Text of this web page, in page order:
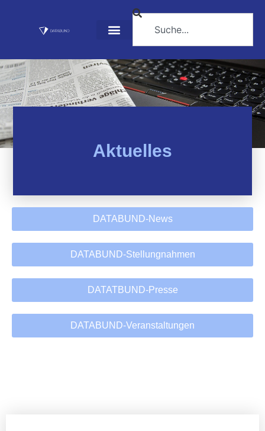
Aktuelles
DATABUND-News
DATABUND-Stellungnahmen
DATATBUND-Presse
DATABUND-Veranstaltungen